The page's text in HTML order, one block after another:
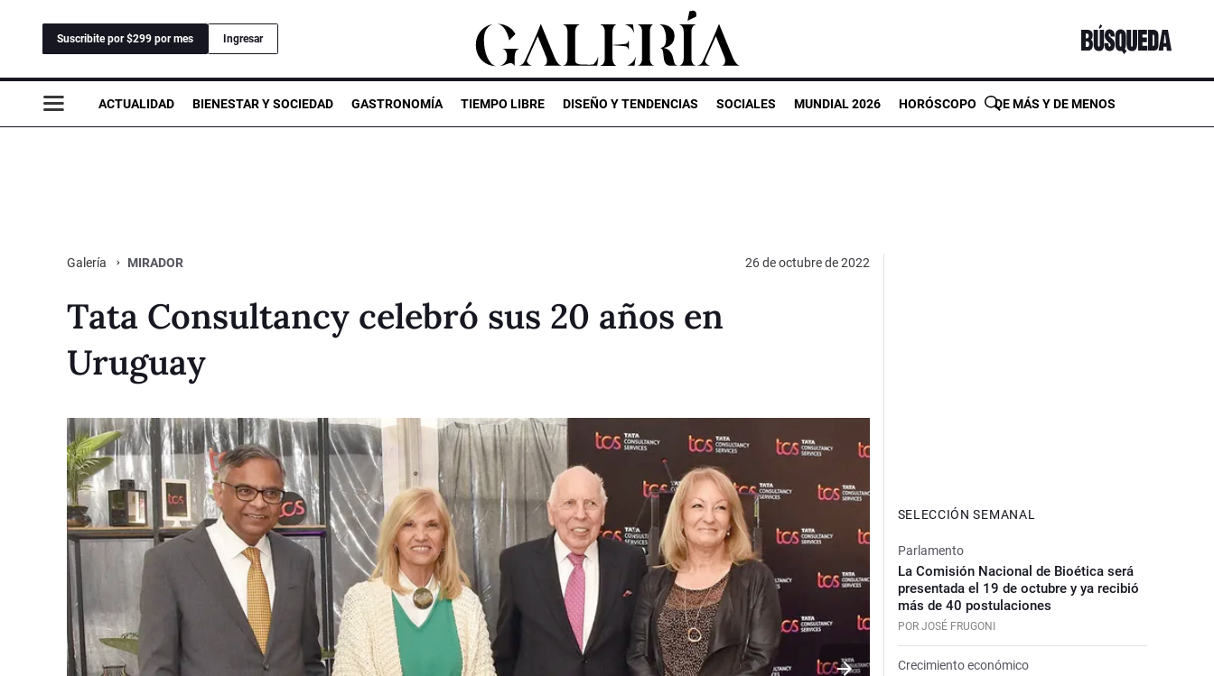
Suscribite por $299 por mes Ingresar
ACTUALIDAD BIENESTAR Y SOCIEDAD GASTRONOMÍA TIEMPO LIBRE DISEÑO Y TENDENCIAS SOCIALES MUNDIAL 2026 HORÓSCOPO DE MÁS Y DE MENOS
Galería MIRADOR 26 de octubre de 2022
Tata Consultancy celebró sus 20 años en
Uruguay
SELECCIÓN SEMANAL
Parlamento
La Comisión Nacional de Bioética será
presentada el 19 de octubre y ya recibió
más de 40 postulaciones
POR JOSÉ FRUGONI
Crecimiento económico